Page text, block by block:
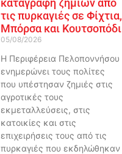
καταγραφή ζημιών από
τις πυρκαγιές σε Φίχτια,
Μπόρσα και Κουτσοπόδι
05/08/2026
Η Περιφέρεια Πελοποννήσου
ενημερώνει τους πολίτες
που υπέστησαν ζημιές στις
αγροτικές τους
εκμεταλλεύσεις, στις
κατοικίες και στις
επιχειρήσεις τους από τις
πυρκαγιές που εκδηλώθηκαν